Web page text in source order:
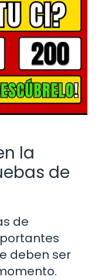
la
de
de
deben ser